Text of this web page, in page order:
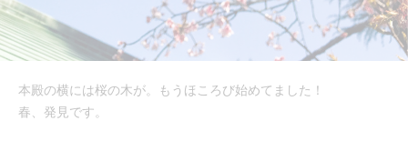
本殿の横には桜の木が。もうほころび始めてました！
春、発見です。